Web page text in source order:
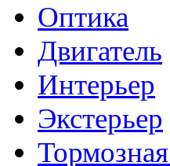
Оптика
Двигатель
Интерьер
Экстерьер